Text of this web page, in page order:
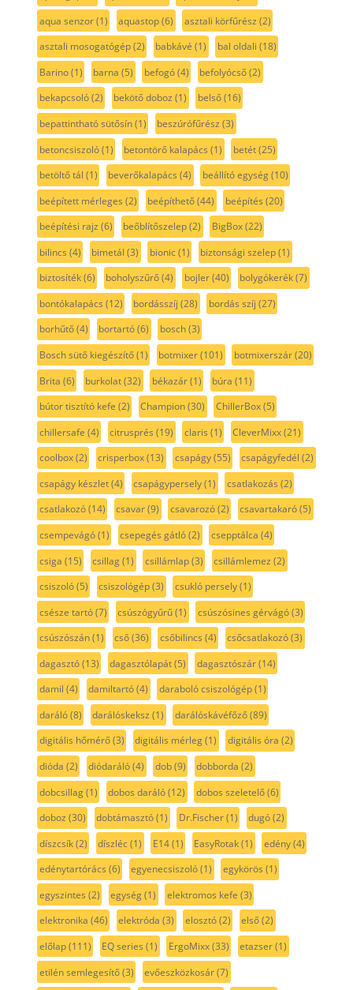
aqua senzor(1) aquastop(6) asztali körfűrész (2)
asztali mosogatógép(2) babkávé (1) bal oldali (18)
Barino(1) barna (5) befogó(4) befolyócső(2)
bekapcsoló(2) bekötő doboz (1) belső(16)
bepattintható sütősín(1) beszúrófűrész (3)
betoncsiszoló(1) betontörő kalapács (1) betét(25)
betöltő tál (1) beverőkalapács (4) beállító egység(10)
beépített mérleges (2) beépíthető(44) beépítés (20)
beépítési rajz (6) beőblítőszelep(2) BigBox(22)
bilincs (4) bimetál (3) bionic(1) biztonsági szelep(1)
biztosíték(6) boholyszűrő(4) bojler(40) bolygókerék(7)
bontókalapács (12) bordásszíj (28) bordás szíj (27)
borhűtő(4) bortartó(6) bosch(3)
Bosch sütő kiegészítő(1) botmixer(101) botmixerszár(20)
Brita (6) burkolat(32) békazár(1) búra (11)
bútor tisztító kefe (2) Champion(30) ChillerBox(5)
chillersafe (4) citrusprés (19) claris (1) CleverMixx(21)
coolbox(2) crisperbox(13) csapágy(55) csapágyfedél (2)
csapágy készlet(4) csapágypersely(1) csatlakozás (2)
csatlakozó(14) csavar(9) csavarozó(2) csavartakaró(5)
csempevágó(1) csepegés gátló(2) csepptálca (4)
csiga (15) csillag(1) csillámlap(3) csillámlemez (2)
csiszoló(5) csiszológép(3) csukló persely(1)
csésze tartó(7) csúszógyűrű(1) csúszósines gérvágó(3)
csúszószán(1) cső(36) csőbilincs (4) csőcsatlakozó(3)
dagasztó(13) dagasztólapát(5) dagasztószár(14)
damil (4) damiltartó(4) daraboló csiszológép(1)
daráló(8) darálóskeksz (1) darálóskávéfőző(89)
digitális hőmérő(3) digitális mérleg(1) digitális óra (2)
dióda (2) diódaráló(4) dob(9) dobborda (2)
dobcsillag(1) dobos daráló(12) dobos szeletelő(6)
doboz (30) dobtámasztó(1) Dr.Fischer(1) dugó(2)
díszcsík(2) díszléc(1) E14(1) EasyRotak(1) edény(4)
edénytartórács (6) egyenecsiszoló(1) egykörös (1)
egyszintes (2) egység(1) elektromos kefe (3)
elektronika (46) elektróda (3) elosztó(2) első(2)
előlap(111) EQ series (1) ErgoMixx(33) etazser(1)
etilén semlegesítő(3) evőeszközkosár(7)